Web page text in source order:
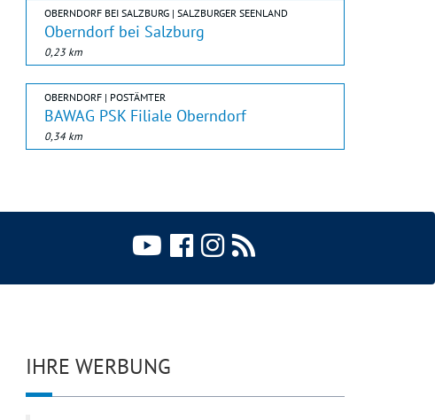
OBERNDORF BEI SALZBURG | SALZBURGER SEENLAND
Oberndorf bei Salzburg
0,23 km
OBERNDORF | POSTÄMTER
BAWAG PSK Filiale Oberndorf
0,34 km
IHRE WERBUNG